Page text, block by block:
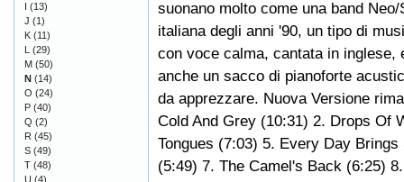
suonano molto come una band
italiana degli anni '90, un tipo di
con voce calma, cantata in
anche un sacco di pianoforte
da apprezzare. Nuova Versione
Cold And Grey (10:31) 2. Drops Of
Tongues (7:03) 5. Every Day
(5:49) 7. The Camel's Back (6:25)
I (13)
J (1)
K (11)
L (29)
M (50)
N (14)
O (24)
P (40)
Q (2)
R (45)
S (49)
T (48)
U (4)